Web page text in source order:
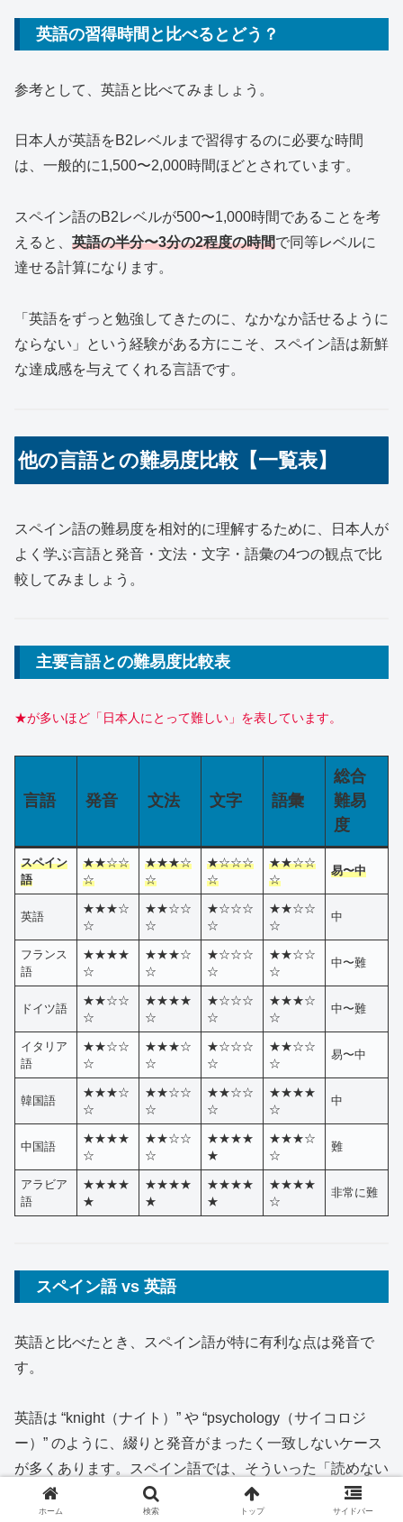
英語の習得時間と比べるとどう？
参考として、英語と比べてみましょう。
日本人が英語をB2レベルまで習得するのに必要な時間
は、一般的に1,500〜2,000時間ほどとされています。
スペイン語のB2レベルが500〜1,000時間であることを考
えると、 英語の半分〜3分の2程度の時間で同等レベルに
達せる計算になります。
「英語をずっと勉強してきたのに、なかなか話せるように
ならない」という経験がある方にこそ、スペイン語は新鮮
な達成感を与えてくれる言語です。
他の言語との難易度比較【一覧表】
スペイン語の難易度を相対的に理解するために、日本人が
よく学ぶ言語と発音・文法・文字・語彙の4つの観点で比
較してみましょう。
主要言語との難易度比較表
★が多いほど「日本人にとって難しい」を表しています。
言語 発音 文法 文字 語彙
総合
難易
度
スペイン
語
★★☆☆
☆
★★★☆
☆
★☆☆☆
☆
★★☆☆
☆
易〜中
英語
★★★☆
☆
★★☆☆
☆
★☆☆☆
☆
★★☆☆
☆
中
フランス
語
★★★★
☆
★★★☆
☆
★☆☆☆
☆
★★☆☆
☆
中〜難
ドイツ語
★★☆☆
☆
★★★★
☆
★☆☆☆
☆
★★★☆
☆
中〜難
イタリア
語
★★☆☆
☆
★★★☆
☆
★☆☆☆
☆
★★☆☆
☆
易〜中
韓国語
★★★☆
☆
★★☆☆
☆
★★☆☆
☆
★★★★
☆
中
中国語
★★★★
☆
★★☆☆
☆
★★★★
★
★★★☆
☆
難
アラビア
語
★★★★
★
★★★★
★
★★★★
★
★★★★
☆
非常に難
スペイン語 vs 英語
英語と比べたとき、スペイン語が特に有利な点は発音で
す。
英語は “knight（ナイト）” や “psychology（サイコロジ
ー）” のように、綴りと発音がまったく一致しないケース
が多くあります。スペイン語では、そういった「読めない
単語」がほぼありません。
ホーム 検索 トップ サイドバー